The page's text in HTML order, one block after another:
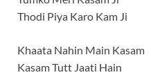
Thodi Piya Karo Kam Ji
Khaata Nahin Main Kasam
Kasam Tutt Jaati Hain